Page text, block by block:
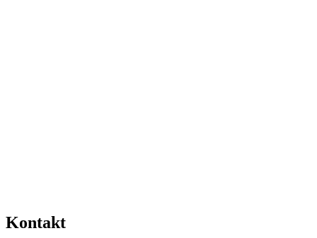
Kontakt